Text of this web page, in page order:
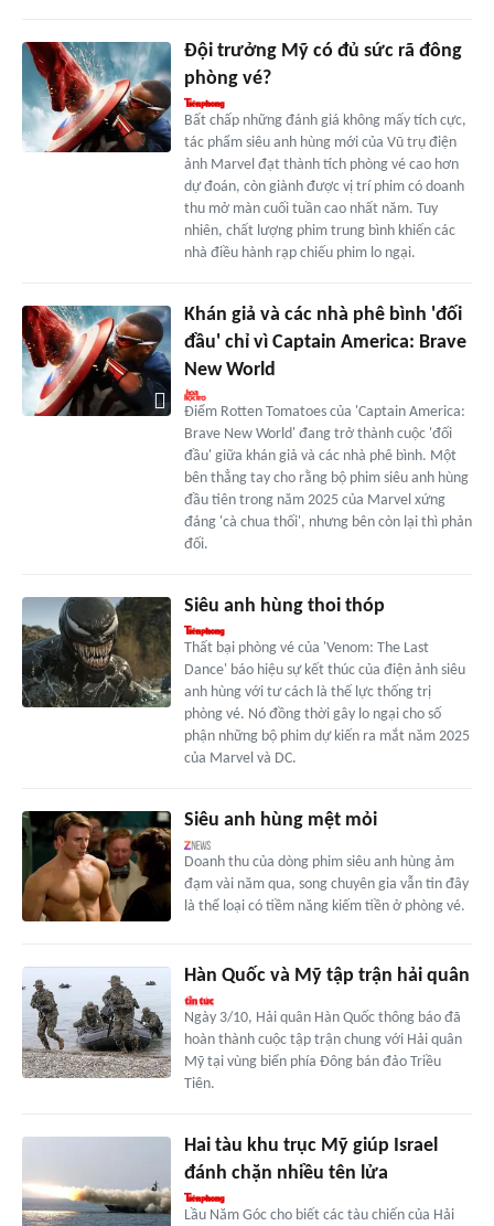
Đội trưởng Mỹ có đủ sức rã đông
phòng vé?
Bất chấp những đánh giá không mấy tích cực,
tác phẩm siêu anh hùng mới của Vũ trụ điện
ảnh Marvel đạt thành tích phòng vé cao hơn
dự đoán, còn giành được vị trí phim có doanh
thu mở màn cuối tuần cao nhất năm. Tuy
nhiên, chất lượng phim trung bình khiến các
nhà điều hành rạp chiếu phim lo ngại.
Khán giả và các nhà phê bình 'đối
đầu' chỉ vì Captain America: Brave
New World
Điểm Rotten Tomatoes của 'Captain America:
Brave New World' đang trở thành cuộc 'đối
đầu' giữa khán giả và các nhà phê bình. Một
bên thẳng tay cho rằng bộ phim siêu anh hùng
đầu tiên trong năm 2025 của Marvel xứng
đáng 'cà chua thối', nhưng bên còn lại thì phản
đối.
Siêu anh hùng thoi thóp
Thất bại phòng vé của 'Venom: The Last
Dance' báo hiệu sự kết thúc của điện ảnh siêu
anh hùng với tư cách là thế lực thống trị
phòng vé. Nó đồng thời gây lo ngại cho số
phận những bộ phim dự kiến ra mắt năm 2025
của Marvel và DC.
Siêu anh hùng mệt mỏi
Doanh thu của dòng phim siêu anh hùng ảm
đạm vài năm qua, song chuyên gia vẫn tin đây
là thể loại có tiềm năng kiếm tiền ở phòng vé.
Hàn Quốc và Mỹ tập trận hải quân
Ngày 3/10, Hải quân Hàn Quốc thông báo đã
hoàn thành cuộc tập trận chung với Hải quân
Mỹ tại vùng biển phía Đông bán đảo Triều
Tiên.
Hai tàu khu trục Mỹ giúp Israel
đánh chặn nhiều tên lửa
Lầu Năm Góc cho biết các tàu chiến của Hải